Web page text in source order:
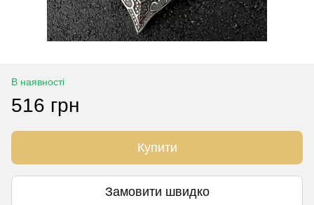
В наявності
516 грн
Купити
Замовити швидко